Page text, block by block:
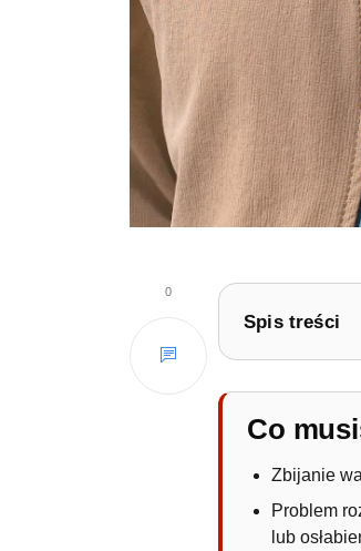
0
Spis treści
1. Jak zbić
1.1. Błędy
Co
Zbijanie
Problem
lub